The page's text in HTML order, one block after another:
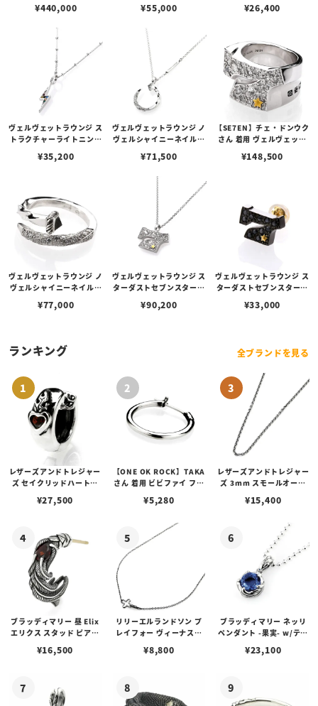
¥440,000 ¥55,000 ¥26,400
ヴェルヴェットラウンジ ス
トラクチャーライトニング
¥35,200
ヴェルヴェットラウンジ ノ
ヴェルシャイニーネイルペ
¥71,500
【SE7EN】チェ・ドンウク
さん 着用 ヴェルヴェット
ンスターリング ホワイト
¥148,500
ヴェルヴェットラウンジ ノ
ヴェルシャイニーネイルリ
¥77,000
ヴェルヴェットラウンジ ス
ターダストセブンスターペ
¥90,200
ヴェルヴェットラウンジ ス
ターダストセブンスタース
¥33,000
ランキング 全ブランドを見る
レザーズアンドトレジャー
ズ セイクリッドハートピ
¥27,500
【ONE OK ROCK】TAKA
さん 着用 ビビファイ フー
¥5,280
レザーズアンドトレジャー
ズ 3mm スモールオーバ
ブスタークラスプ＆LTロ
¥15,400
ブラッディマリー 昼 Elix
エリクス スタッド ピアス
¥16,500
リリーエルランドソン プ
レイフォー ヴィーナスチ
¥8,800
ブラッディマリー ネッリ
ペンダント -果実- w/ティ
¥23,100